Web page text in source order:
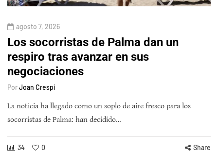
agosto 7, 2026
Los socorristas de Palma dan un
respiro tras avanzar en sus
negociaciones
PorJoan Crespí
La noticia ha llegado como un soplo de aire fresco para los
socorristas de Palma: han decidido…
34 0 Share